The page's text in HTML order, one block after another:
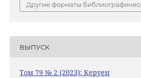
Другие форматы
ВЫПУСК
Том 79 № 2 (2023): Керуен